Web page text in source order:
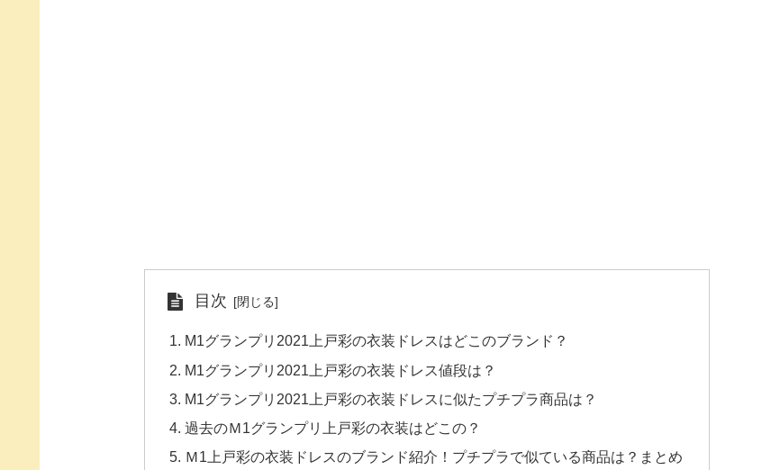
目次
M1グランプリ2021上戸彩の衣装ドレスはどこのブランド？
M1グランプリ2021上戸彩の衣装ドレス値段は？
M1グランプリ2021上戸彩の衣装ドレスに似たプチプラ商品は？
過去のＭ1グランプリ上戸彩の衣装はどこの？
Ｍ1上戸彩の衣装ドレスのブランド紹介！プチプラで似ている商品は？まとめ